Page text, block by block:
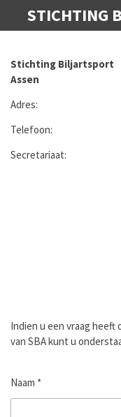
direct
de
hoofdinhoud
STICHTING
Stichting Biljartsport
Assen
Adres:
Telefoon:
Secretariaat:
Indien u een vraag
van SBA kunt u
Naam *